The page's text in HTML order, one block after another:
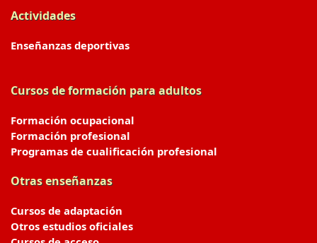
Actividades
Enseñanzas deportivas
Cursos de formación para adultos
Formación ocupacional
Formación profesional
Programas de cualificación profesional
Otras enseñanzas
Cursos de adaptación
Otros estudios oficiales